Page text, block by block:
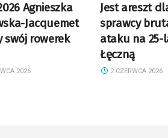
Agnieszka
Jacquemet
swój rowerek
2026
Jest areszt
sprawcy
ataku na 25-
Łęczną
2 CZERWCA 2026